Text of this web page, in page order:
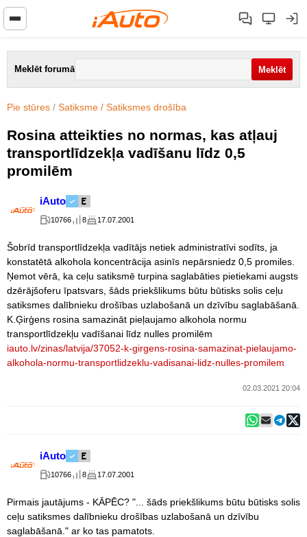
Meklēt forumā
Pie stūres / Satiksme / Satiksmes drošība
Rosina atteikties no normas, kas atļauj
transportlīdzekļa vadīšanu līdz 0,5
promilēm
iAuto
10766 8 17.07.2001
Šobrīd transportlīdzekļa vadītājs netiek administratīvi sodīts, ja
konstatētā alkohola koncentrācija asinīs nepārsniedz 0,5 promiles.
Ņemot vērā, ka ceļu satiksmē turpina saglabāties pietiekami augsts
dzērājšoferu īpatsvars, šāds priekšlikums būtu būtisks solis ceļu
satiksmes dalībnieku drošības uzlabošanā un dzīvību saglabāšanā.
K.Ģirģens rosina samazināt pieļaujamo alkohola normu
transportlīdzekļu vadīšanai līdz nulles promilēm
iauto.lv/zinas/latvija/37052-k-girgens-rosina-samazinat-pielaujamo-
alkohola-normu-transportlidzeklu-vadisanai-lidz-nulles-promilem
02.03.2021 20:04
iAuto
10766 8 17.07.2001
Pirmais jautājums - KĀPĒC? "... šāds priekšlikums būtu būtisks solis
ceļu satiksmes dalībnieku drošības uzlabošanā un dzīvību
saglabāšanā." ar ko tas pamatots.